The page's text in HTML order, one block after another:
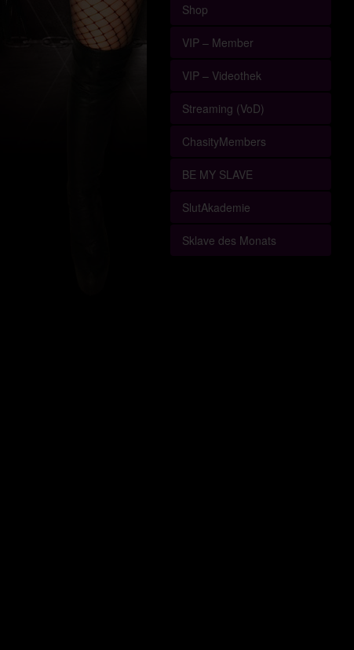
Shop
VIP – Member
VIP – Videothek
Streaming (VoD)
ChasityMembers
BE MY SLAVE
SlutAkademie
Sklave des Monats